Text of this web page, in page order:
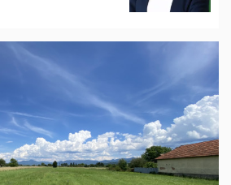
všetky siete